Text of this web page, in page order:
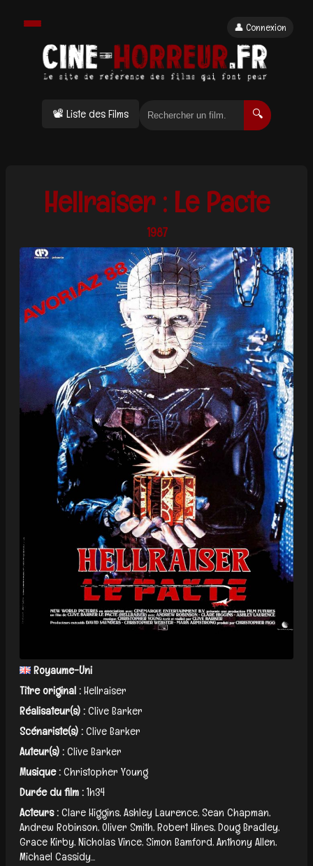
📽 Liste des Films 🔍
👤 Connexion
Hellraiser : Le Pacte
1987
Royaume-Uni
Titre original :Hellraiser
Réalisateur(s) :Clive Barker
Scénariste(s) :Clive Barker
Auteur(s) :Clive Barker
Musique :Christopher Young
Durée du film :1h34
Acteurs :Clare Higgins, Ashley Laurence, Sean Chapman,
Andrew Robinson, Oliver Smith, Robert Hines, Doug Bradley,
Grace Kirby, Nicholas Vince, Simon Bamford, Anthony Allen,
Michael Cassidy...